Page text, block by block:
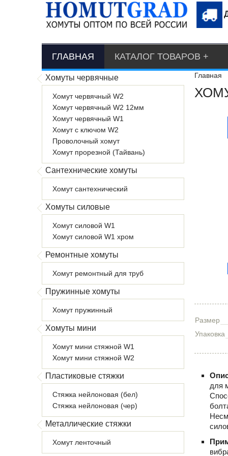
ГЛАВНАЯ КАТАЛОГ ТОВАРОВ
Хомуты червячные
Хомут червячный W2
Хомут червячный W2 12мм
Хомут червячный W1
Хомут с ключом W2
Проволочный хомут
Хомут прорезной (Тайвань)
Сантехнические хомуты
Хомут сантехнический
Хомуты силовые
Хомут силовой W1
Хомут силовой W1 хром
Ремонтные хомуты
Хомут ремонтный для труб
Пружинные хомуты
Хомут пружинный
Хомуты мини
Хомут мини стяжной W1
Хомут мини стяжной W2
Пластиковые стяжки
Стяжка нейлоновая (бел)
Стяжка нейлоновая (чер)
Металлические стяжки
Хомут ленточный
Главная
Размер
Упаковка
для